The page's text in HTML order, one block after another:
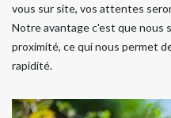
vous sur site, vos attentes
Notre avantage c'est que nous
proximité, ce qui nous permet
rapidité.